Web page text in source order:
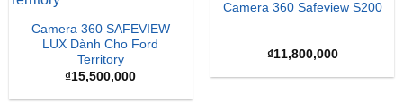
Camera 360 SAFEVIEW
LUX Dành Cho Ford
Territory
₫15,500,000
Camera 360 Safeview S200
₫11,800,000